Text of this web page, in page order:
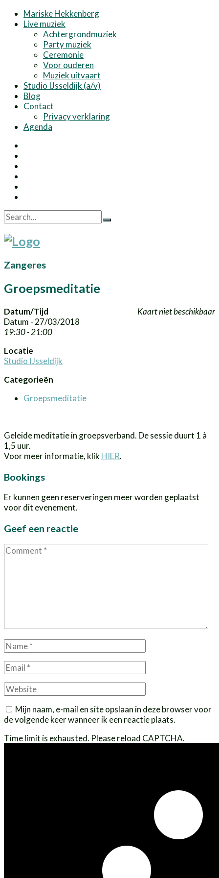
Mariske Hekkenberg
Live muziek
Achtergrondmuziek
Party muziek
Ceremonie
Voor ouderen
Muziek uitvaart
Studio IJsseldijk (a/v)
Blog
Contact
Privacy verklaring
Agenda
Zangeres
Groepsmeditatie
Kaart niet beschikbaar
Datum/Tijd
Datum - 27/03/2018
19:30 - 21:00
Locatie
Studio IJsseldijk
Categorieën
Groepsmeditatie
Geleide meditatie in groepsverband. De sessie duurt 1 à
1,5 uur.
Voor meer informatie, klik HIER.
Bookings
Er kunnen geen reserveringen meer worden geplaatst
voor dit evenement.
Geef een reactie
Comment
Name
*
Email
*
Website
Mijn naam, e-mail en site opslaan in deze browser voor
de volgende keer wanneer ik een reactie plaats.
Time limit is exhausted. Please reload CAPTCHA.